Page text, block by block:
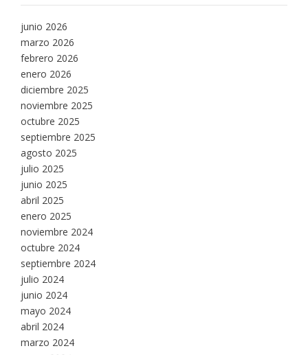
junio 2026
marzo 2026
febrero 2026
enero 2026
diciembre 2025
noviembre 2025
octubre 2025
septiembre 2025
agosto 2025
julio 2025
junio 2025
abril 2025
enero 2025
noviembre 2024
octubre 2024
septiembre 2024
julio 2024
junio 2024
mayo 2024
abril 2024
marzo 2024